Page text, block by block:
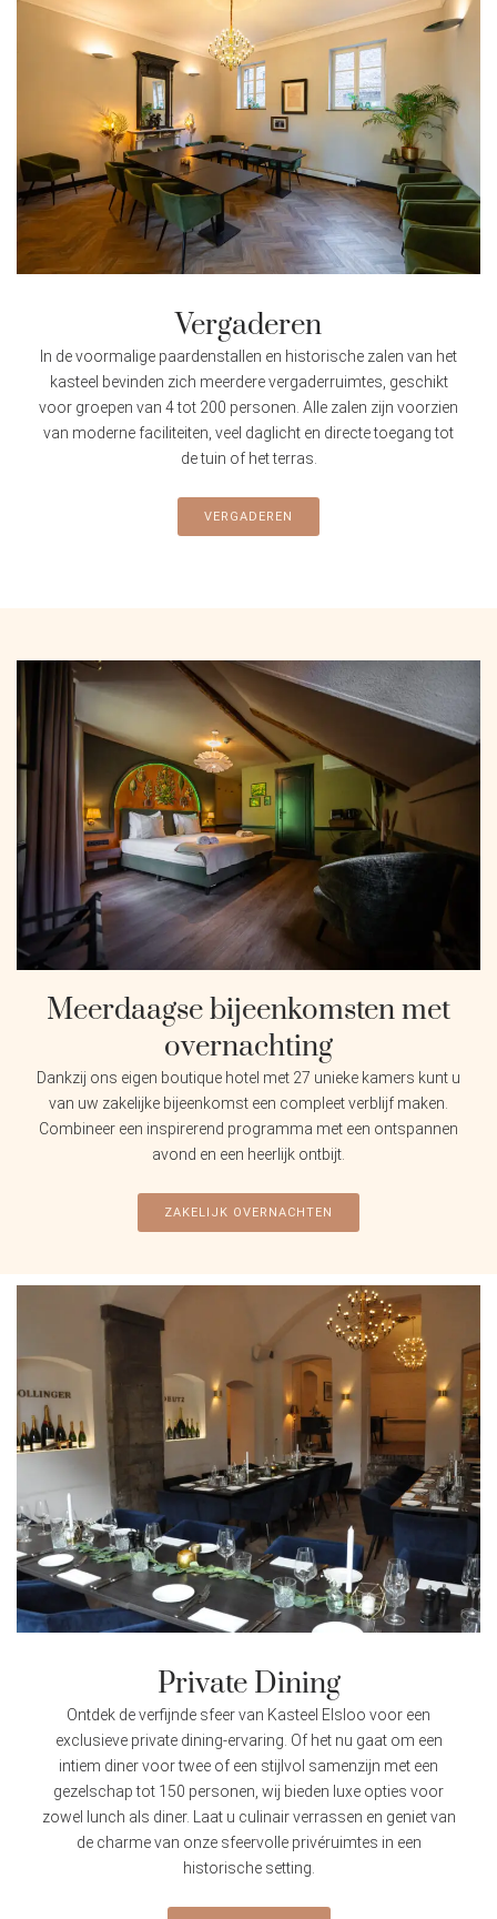
Vergaderen
In de voormalige paardenstallen en historische zalen van het
kasteel bevinden zich meerdere vergaderruimtes, geschikt
voor groepen van 4 tot 200 personen. Alle zalen zijn voorzien
van moderne faciliteiten, veel daglicht en directe toegang tot
de tuin of het terras.
VERGADEREN
Meerdaagse bijeenkomsten met
overnachting
Dankzij ons eigen boutique hotel met 27 unieke kamers kunt u
van uw zakelijke bijeenkomst een compleet verblijf maken.
Combineer een inspirerend programma met een ontspannen
avond en een heerlijk ontbijt.
ZAKELIJK OVERNACHTEN
Private Dining
Ontdek de verfijnde sfeer van Kasteel Elsloo voor een
exclusieve private dining-ervaring. Of het nu gaat om een
intiem diner voor twee of een stijlvol samenzijn met een
gezelschap tot 150 personen, wij bieden luxe opties voor
zowel lunch als diner. Laat u culinair verrassen en geniet van
de charme van onze sfeervolle privéruimtes in een
historische setting.